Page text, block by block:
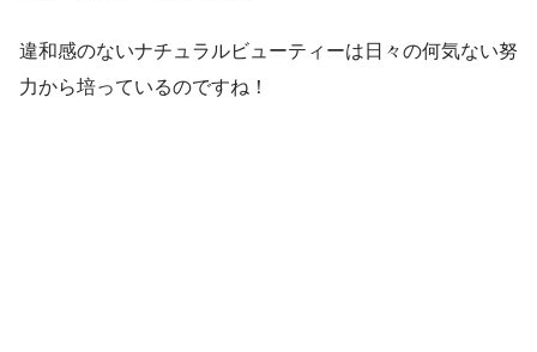
違和感のないナチュラルビューティーは日々の何気ない努
力から培っているのですね！